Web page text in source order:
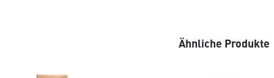
Ähnliche Produkte